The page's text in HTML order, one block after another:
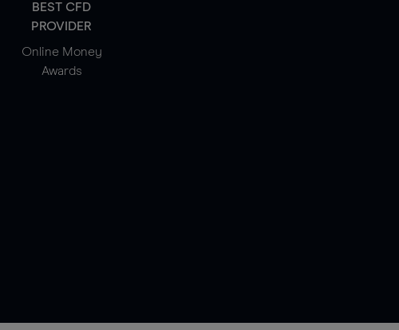
BEST CFD
PROVIDER
Online Money
Awards